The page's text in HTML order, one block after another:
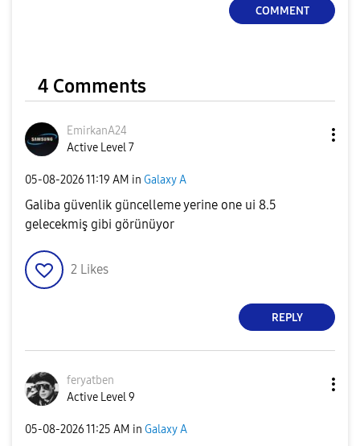
COMMENT
4 Comments
EmirkanA24
Active Level 7
‎05-08-202611:19 AM in Galaxy A
Galiba güvenlik güncelleme yerine one ui 8.5
gelecekmiş gibi görünüyor
2 Likes
REPLY
feryatben
Active Level 9
‎05-08-202611:25 AM in Galaxy A